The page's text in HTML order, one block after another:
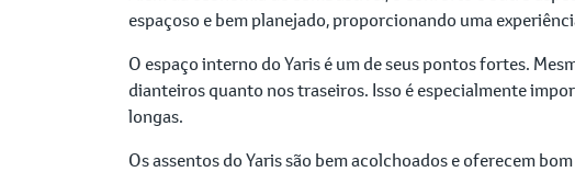
espaçoso e bem planejado, proporcionando uma
O espaço interno do Yaris é um de seus pontos fortes.
dianteiros quanto nos traseiros. Isso é especialmente
longas.
Os assentos do Yaris são bem acolchoados e oferecem